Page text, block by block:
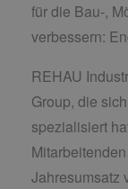
für die Bau-,
verbessern:
REHAU
Group, die
spezialisiert
Jahresumsatz